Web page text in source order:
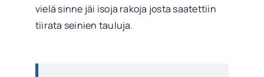
vielä sinne jäi isoja rakoja josta saatettiin
tiirata seinien tauluja.